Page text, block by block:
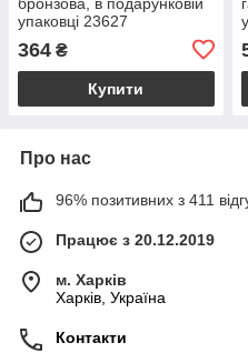
упаковці 23627
364 ₴
Купити
Про нас
96% позитивних з 411
Працює з 20.12.2019
м. Харків
Харків, Україна
Контакти